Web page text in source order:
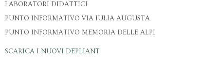
LABORATORI DIDATTICI
PUNTO INFORMATIVO VIA IULIA AUGUSTA
PUNTO INFORMATIVO MEMORIA DELLE ALPI
SCARICA I NUOVI DEPLIANT